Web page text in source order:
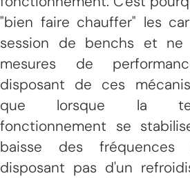
"bien faire chauffer" les
session de benchs et ne
mesures de
disposant de ces
que lorsque la
fonctionnement se
baisse des
disposant pas d'un